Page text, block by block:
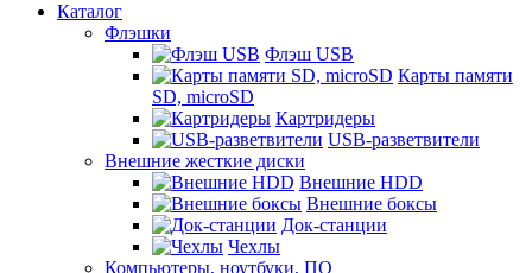
Каталог
Флэшки
Флэш USB
Карты памяти
SD, microSD
Картридеры
USB-разветвители
Внешние жесткие диски
Внешние HDD
Внешние боксы
Док-станции
Чехлы
Компьютеры, ноутбуки, ПО